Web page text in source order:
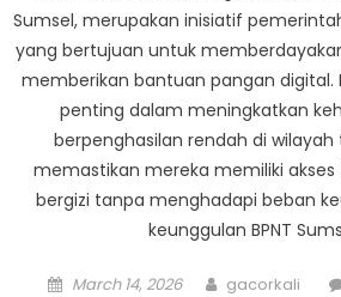
Sumsel, merupakan inisiatif
yang bertujuan untuk
memberikan bantuan pangan digital.
penting dalam meningkatkan
berpenghasilan rendah di
memastikan mereka memiliki
bergizi tanpa menghadapi beban
keunggulan BPNT
Posted
March 14, 2026 Author
gacorkali